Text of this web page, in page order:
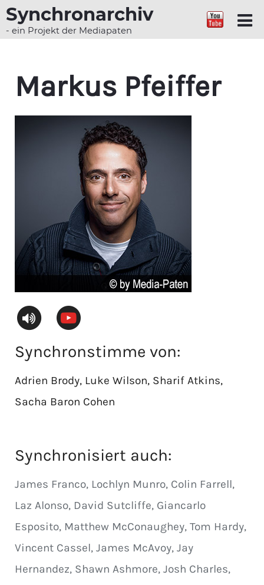
Synchronarchiv
- ein Projekt der Mediapaten
Markus Pfeiffer
Synchronstimme von:
Adrien Brody, Luke Wilson, Sharif Atkins,
Sacha Baron Cohen
Synchronisiert auch:
James Franco, Lochlyn Munro, Colin Farrell,
Laz Alonso, David Sutcliffe, Giancarlo
Esposito, Matthew McConaughey, Tom Hardy,
Vincent Cassel, James McAvoy, Jay
Hernandez, Shawn Ashmore, Josh Charles,